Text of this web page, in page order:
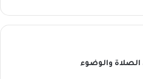
والوضوء